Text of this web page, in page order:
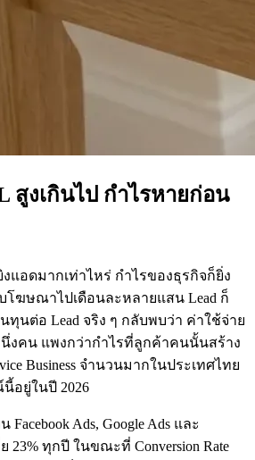
สูงเกินไป กำไรหายก่อน
แอดมากเท่าไหร่ กำไรของธุรกิจก็ยิ่ง
โฆษณาไปเดือนละหลายแสน Lead ก็
ทุนต่อ Lead จริง ๆ กลับพบว่า ค่าใช้จ่าย
งคน แพงกว่ากำไรที่ลูกค้าคนนั้นสร้าง
Business จำนวนมากในประเทศไทย
อยู่ในปี 2026
Ads, Google Ads และ
23% ทุกปี ในขณะที่ Conversion Rate